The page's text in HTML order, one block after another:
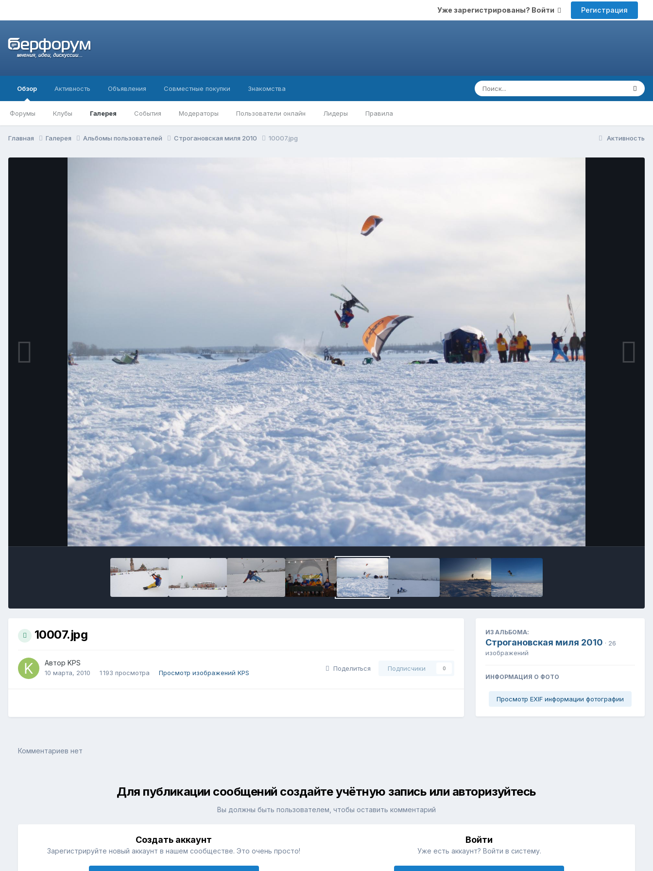
Уже зарегистрированы? Войти Регистрация
Обзор
Форумы Клубы Галерея События Модераторы Пользователи онлайн Лидеры Правила
Активность Объявления Совместные покупки Знакомства
Активность
Главная Галерея Альбомы пользователей Строгановская миля 2010 10007.jpg
Инструменты
10007.jpg
Автор KPS
10 марта, 2010 1 193 просмотра Просмотр изображений KPS
Поделиться Подписчики 0
ИЗ АЛЬБОМА:
Строгановская миля 2010 · 26
изображений
ИНФОРМАЦИЯ О ФОТО
Просмотр EXIF информации фотографии
Комментариев нет
Для публикации сообщений создайте учётную запись или авторизуйтесь
Вы должны быть пользователем, чтобы оставить комментарий
Создать аккаунт
Зарегистрируйте новый аккаунт в нашем сообществе. Это очень просто!
Войти
Уже есть аккаунт? Войти в систему.